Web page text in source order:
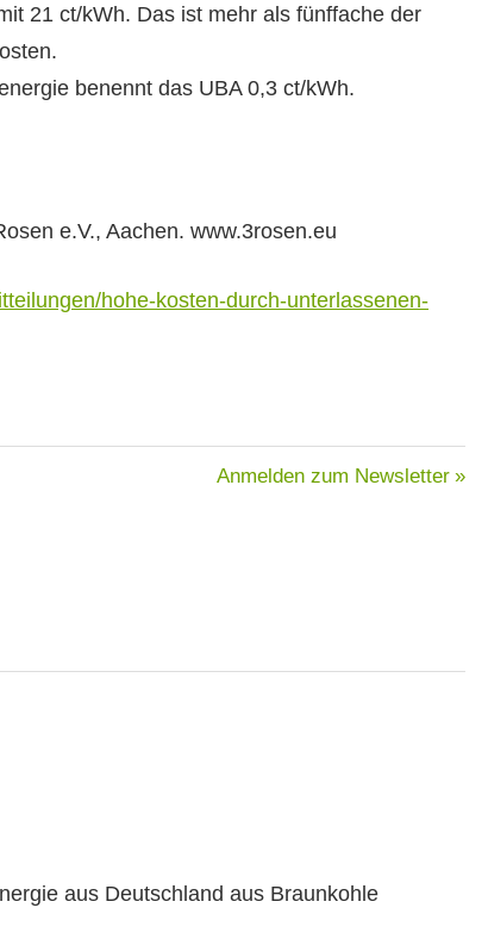
21 ct/kWh. Das ist mehr als fünf­fache der
benen­nt das UBA 0,3 ct/kWh.
e.V., Aachen. www.3rosen.eu
hohe-kosten-durch-unterlassenen-
Nächster
Anmelden zum Newsletter
aus Deutsch­land aus Braunkohle